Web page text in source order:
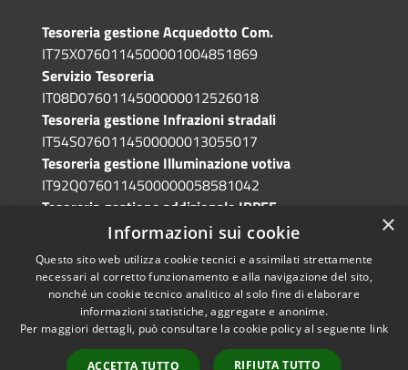
Tesoreria gestione Acquedotto Com.
IT75X0760114500001004851869
Servizio Tesoreria
IT08D0760114500000012526018
Tesoreria gestione Infrazioni stradali
IT54S0760114500000013055017
Tesoreria gestione Illuminazione votiva
IT92Q0760114500000058581042
Tesoreria gestione addizionale IRPEF
IT71A0760114500000086341765
Accessibilità
Copyright © 2026 • Comune di
Grotte di Castro • Powered by
Municipium• Accesso
×
Informazioni sui cookie
Questo sito web utilizza cookie tecnici e assimilati strettamente
necessari al corretto funzionamento e alla navigazione del sito,
nonché un cookie tecnico analitico al solo fine di elaborare
informazioni statistiche, aggregate e anonime.
Per maggiori dettagli, può consultare la cookie policy al seguente link
ACCETTA TUTTO RIFIUTA TUTTO